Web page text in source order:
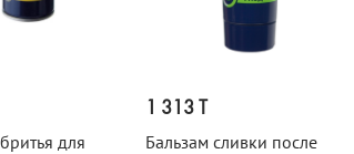
для
1 313 T
Бальзам сливки после